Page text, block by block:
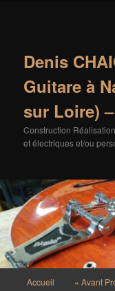
Denis
Guitare à
sur Loire) –
Construction
et électriques et/ou
Accueil « Avant